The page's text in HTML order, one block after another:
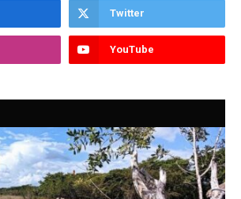
Twitter
YouTube